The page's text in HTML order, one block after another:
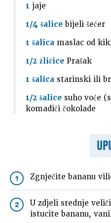
1 jaje
1/4 šalice bijeli šećer
1 šalica maslac od
1/2 žličice Prašak
1 šalica starinski ili
1/2 šalice suho voće
komadići čokolade
1 Zgnječite bananu
2
U zdjeli srednje
istucite bananu,